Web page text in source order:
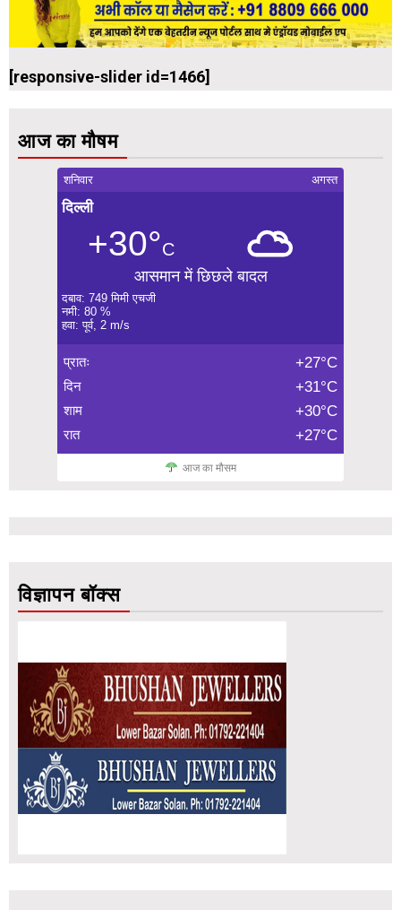
[responsive-slider id=1466]
आज का मौषम
शनिवार अगस्त
दिल्ली
+30°C
आसमान में छिछले बादल
दबाव: 749 मिमी एचजी
नमी: 80 %
हवा: पूर्व, 2 m/s
प्रातः +27°C
दिन +31°C
शाम +30°C
रात +27°C
आज का मौसम
विज्ञापन बॉक्स